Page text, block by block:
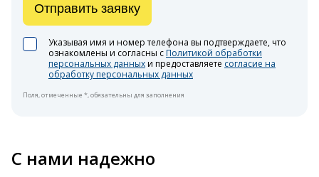
Указывая имя и номер телефона вы подтверждаете, что
ознакомлены и согласны с Политикой обработки
персональных данныхи предоставляете согласие на
обработку персональных данных
Отправить заявку
Поля, отмеченные *, обязательны для заполнения
С нами надежно